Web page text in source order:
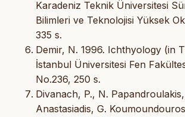
Karadeniz Teknik Üniversitesi
Bilimleri ve Teknolojisi Yüksek
335 s.
Demir, N. 1996. Ichthyology (in
İstanbul Üniversitesi Fen
No.236, 250 s.
Divanach, P., N. Papandroulakis,
Anastasiadis, G.